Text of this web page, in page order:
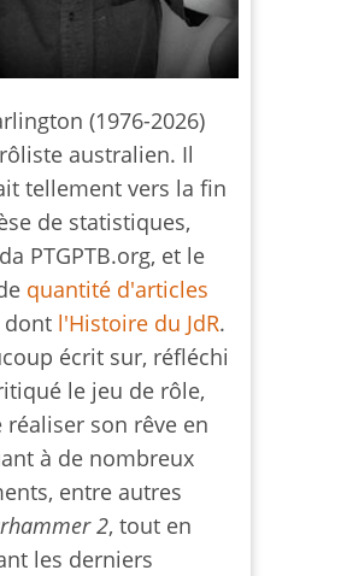
(1976-2026)
australien. Il
tellement vers la fin
de statistiques,
PTGPTB.org, et le
quantité d'articles
dont l'Histoire du JdR.
écrit sur, réfléchi
le jeu de rôle,
réaliser son rêve en
à de nombreux
entre autres
2, tout en
les derniers